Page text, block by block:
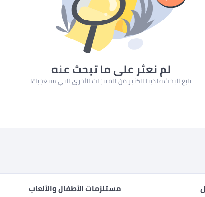
لم نعثر على ما تبحث عنه
تابع البحث فلدينا الكثير من المنتجات الأخرى التي ستعجبك!
مستلزمات الأطفال والألعاب